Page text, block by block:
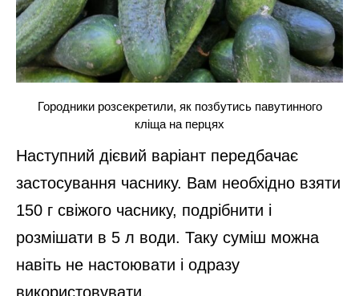
Городники розсекретили, як позбутись павутинного
кліща на перцях
Наступний дієвий варіант передбачає
застосування часнику. Вам необхідно взяти
150 г свіжого часнику, подрібнити і
розмішати в 5 л води. Таку суміш можна
навіть не настоювати і одразу
використовувати.